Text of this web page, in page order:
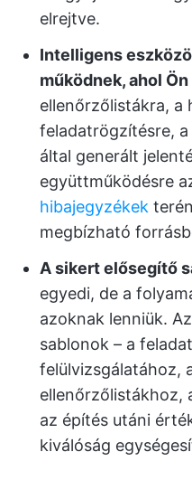
elrejtve.
Intelligens
működnek, ahol Ön
ellenőrzőlistákra, a
feladatrögzítésre,
által generált
együttműködésre
hibajegyzékek
megbízható
A sikert elősegítő
egyedi, de a
azoknak lenniük.
sablonok – a
felülvizsgálatához,
ellenőrzőlistákhoz,
az építés utáni
kiválóság